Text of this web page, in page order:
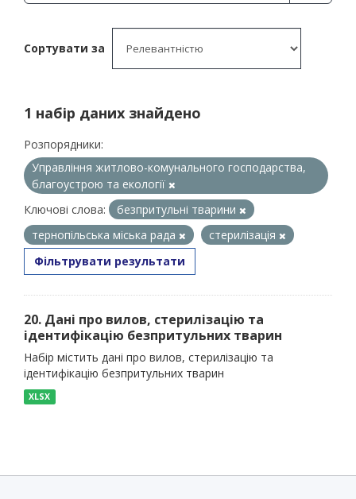
Сортувати за
1 набір даних знайдено
Розпорядники:
Управління житлово-комунального господарства,
благоустрою та екології
Ключові слова:
безпритульні тварини
тернопільська міська рада
стерилізація
Фільтрувати результати
20. Дані про вилов, стерилізацію та
ідентифікацію безпритульних тварин
Набір містить дані про вилов, стерилізацію та
ідентифікацію безпритульних тварин
XLSX